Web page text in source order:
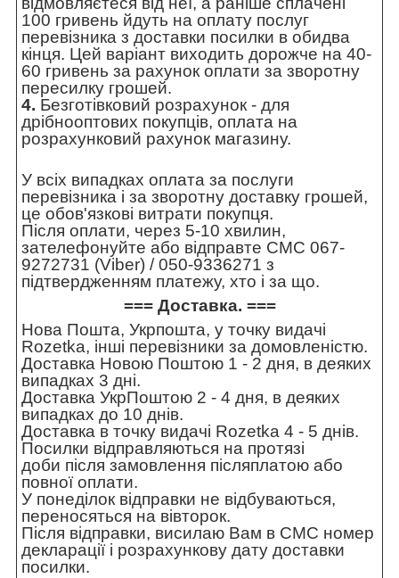
100 гривень йдуть на оплату послуг
перевізника з доставки посилки в обидва
кінця. Цей варіант виходить дорожче на 40-
60 гривень за рахунок оплати за зворотну
пересилку грошей.
4. Безготівковий розрахунок - для
дрібнооптових покупців, оплата на
розрахунковий рахунок магазину.
У всіх випадках оплата за послуги
перевізника і за зворотну доставку грошей,
це обов'язкові витрати покупця.
Після оплати, через 5-10 хвилин,
зателефонуйте або відправте СМС 067-
9272731 (Viber) / 050-9336271 з
підтвердженням платежу, хто і за що.
=== Доставка. ===
Нова Пошта, Укрпошта, у точку видачі
Rozetka, інші перевізники за домовленістю.
Доставка Новою Поштою 1 - 2 дня, в деяких
випадках 3 дні.
Доставка УкрПоштою 2 - 4 дня, в деяких
випадках до 10 днів.
Доставка в точку видачі Rozetka 4 - 5 днів.
Посилки відправляються на протязі
доби після замовлення післяплатою або
повної оплати.
У понеділок відправки не відбуваються,
переносяться на вівторок.
Після відправки, висилаю Вам в СМС номер
декларації і розрахункову дату доставки
посилки.